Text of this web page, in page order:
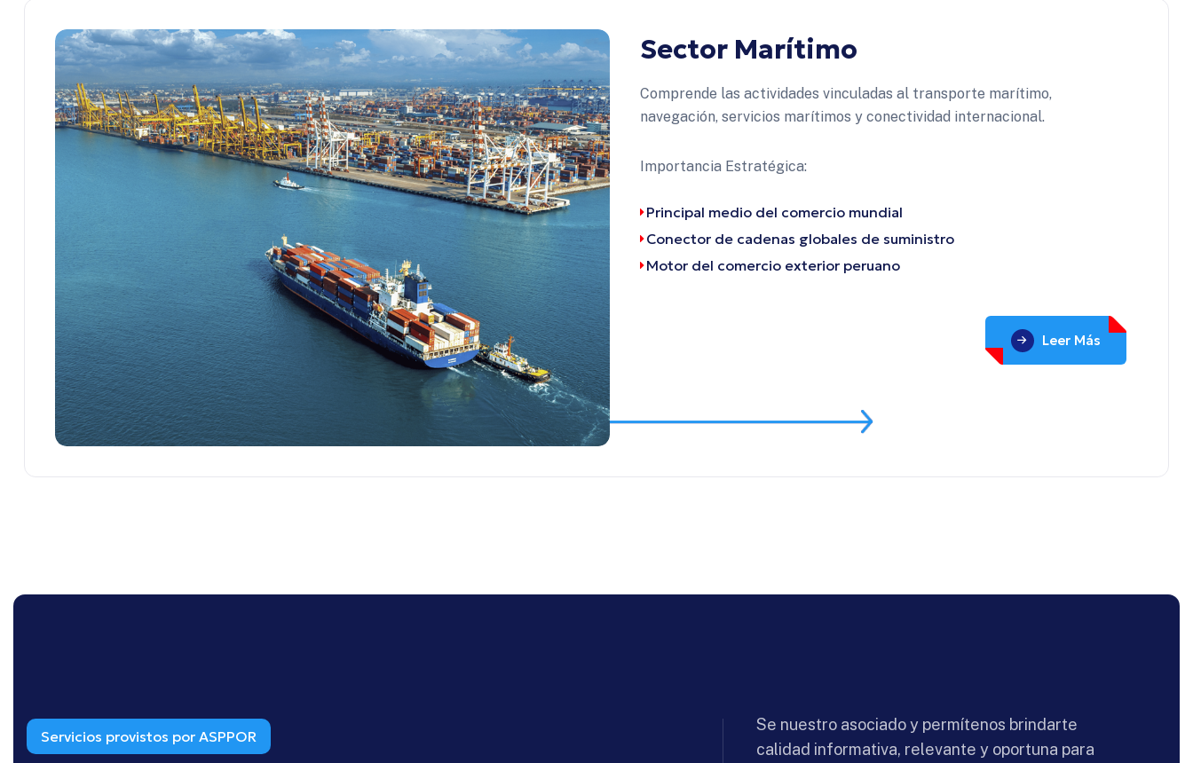
Sector Marítimo
Comprende las actividades vinculadas al transporte marítimo,
navegación, servicios marítimos y conectividad internacional.
Importancia Estratégica:
Principal medio del comercio mundial
Conector de cadenas globales de suministro
Motor del comercio exterior peruano
Leer Más
Servicios provistos por ASPPOR
Se nuestro asociado y permítenos brindarte
calidad informativa, relevante y oportuna para